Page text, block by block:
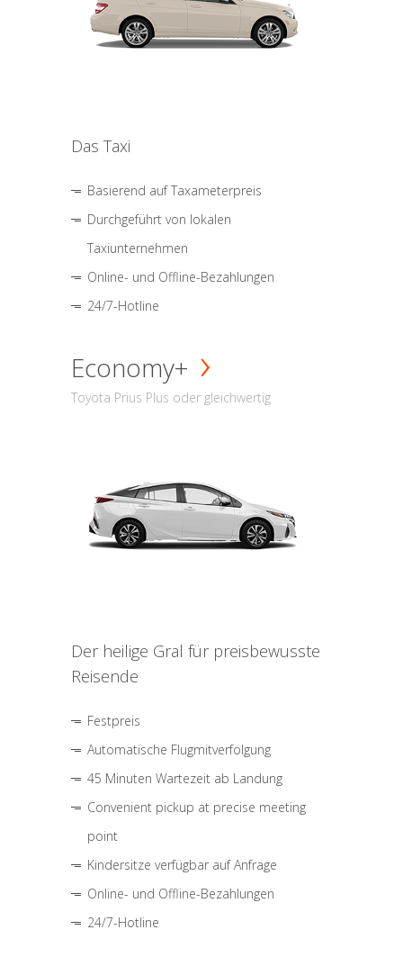
Das Taxi
Basierend auf Taxameterpreis
Durchgeführt von lokalen
Taxiunternehmen
Online- und Offline-Bezahlungen
24/7-Hotline
Economy+
Toyota Prius Plus oder gleichwertig
Der heilige Gral für preisbewusste
Reisende
Festpreis
Automatische Flugmitverfolgung
45 Minuten Wartezeit ab Landung
Convenient pickup at precise meeting
point
Kindersitze verfügbar auf Anfrage
Online- und Offline-Bezahlungen
24/7-Hotline